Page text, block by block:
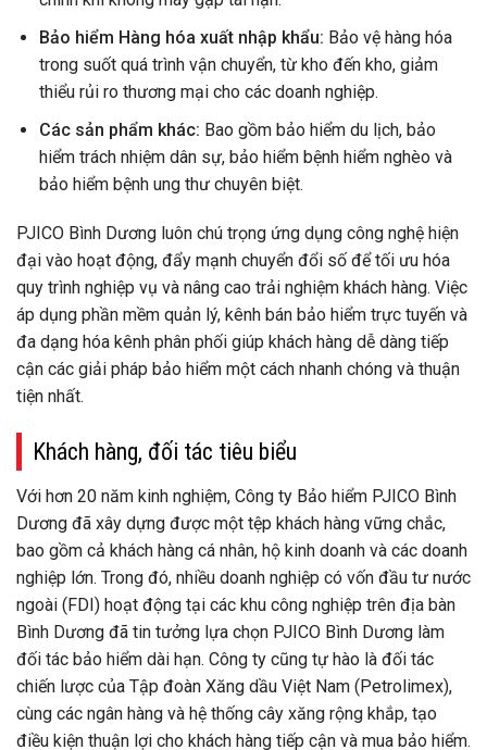
Bảo hiểm Hàng hóa xuất nhập khẩu: Bảo vệ hàng hóa
trong suốt quá trình vận chuyển, từ kho đến kho, giảm
thiểu rủi ro thương mại cho các doanh nghiệp.
Các sản phẩm khác: Bao gồm bảo hiểm du lịch, bảo
hiểm trách nhiệm dân sự, bảo hiểm bệnh hiểm nghèo và
bảo hiểm bệnh ung thư chuyên biệt.
PJICO Bình Dương luôn chú trọng ứng dụng công nghệ hiện
đại vào hoạt động, đẩy mạnh chuyển đổi số để tối ưu hóa
quy trình nghiệp vụ và nâng cao trải nghiệm khách hàng. Việc
áp dụng phần mềm quản lý, kênh bán bảo hiểm trực tuyến và
đa dạng hóa kênh phân phối giúp khách hàng dễ dàng tiếp
cận các giải pháp bảo hiểm một cách nhanh chóng và thuận
tiện nhất.
Khách hàng, đối tác tiêu biểu
Với hơn 20 năm kinh nghiệm, Công ty Bảo hiểm PJICO Bình
Dương đã xây dựng được một tệp khách hàng vững chắc,
bao gồm cả khách hàng cá nhân, hộ kinh doanh và các doanh
nghiệp lớn. Trong đó, nhiều doanh nghiệp có vốn đầu tư nước
ngoài (FDI) hoạt động tại các khu công nghiệp trên địa bàn
Bình Dương đã tin tưởng lựa chọn PJICO Bình Dương làm
đối tác bảo hiểm dài hạn. Công ty cũng tự hào là đối tác
chiến lược của Tập đoàn Xăng dầu Việt Nam (Petrolimex),
cùng các ngân hàng và hệ thống cây xăng rộng khắp, tạo
điều kiện thuận lợi cho khách hàng tiếp cận và mua bảo hiểm.